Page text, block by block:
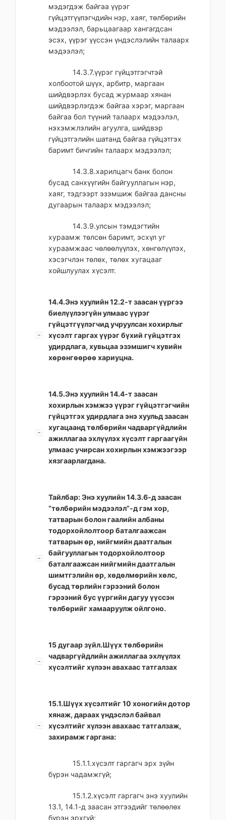
мэдэгдэж байгаа үүрэг
гүйцэтгүүлэгчдийн нэр, хаяг, төлбөрийн
мэдээлэл, барьцаагаар хангагдсан
эсэх, үүрэг үүссэн үндэслэлийн талаарх
мэдээлэл;
14.3.7.үүрэг гүйцэтгэгчтэй
холбоотой шүүх, арбитр, маргаан
шийдвэрлэх бусад журмаар хянан
шийдвэрлэгдэж байгаа хэрэг, маргаан
байгаа бол түүний талаарх мэдээлэл,
нэхэмжлэлийн агуулга, шийдвэр
гүйцэтгэлийн шатанд байгаа гүйцэтгэх
баримт бичгийн талаарх мэдээлэл;
14.3.8.харилцагч банк болон
бусад санхүүгийн байгууллагын нэр,
хаяг, тэдгээрт эзэмшиж байгаа дансны
дугаарын талаарх мэдээлэл;
14.3.9.улсын тэмдэгтийн
хураамж төлсөн баримт, эсхүл уг
хураамжаас чөлөөлүүлэх, хөнгөлүүлэх,
хэсэгчлэн төлөх, төлөх хугацааг
хойшлуулах хүсэлт.
14.4.Энэ хуулийн 12.2-т заасан үүргээ
биелүүлээгүйн улмаас үүрэг
гүйцэтгүүлэгчид учруулсан хохирлыг
хүсэлт гаргах үүрэг бүхий гүйцэтгэх
удирдлага, хувьцаа эзэмшигч хувийн
хөрөнгөөрөө хариуцна.
14.5.Энэ хуулийн 14.4-т заасан
хохирлын хэмжээ үүрэг гүйцэтгэгчийн
гүйцэтгэх удирдлага энэ хуульд заасан
хугацаанд төлбөрийн чадваргүйдлийн
ажиллагаа эхлүүлэх хүсэлт гаргаагүйн
улмаас учирсан хохирлын хэмжээгээр
хязгаарлагдана.
Тайлбар: Энэ хуулийн 14.3.6-д заасан
“төлбөрийн мэдээлэл”-д гэм хор,
татварын болон гаалийн албаны
тодорхойлолтоор баталгаажсан
татварын өр, нийгмийн даатгалын
байгууллагын тодорхойлолтоор
баталгаажсан нийгмийн даатгалын
шимтгэлийн өр, хөдөлмөрийн хөлс,
бусад төрлийн гэрээний болон
гэрээний бус үүргийн дагуу үүссэн
төлбөрийг хамааруулж ойлгоно.
15 дугаар зүйл.Шүүх төлбөрийн
чадваргүйдлийн ажиллагаа эхлүүлэх
хүсэлтийг хүлээн авахаас татгалзах
15.1.Шүүх хүсэлтийг 10 хоногийн дотор
хянаж, дараах үндэслэл байвал
хүсэлтийг хүлээн авахаас татгалзаж,
захирамж гаргана:
15.1.1.хүсэлт гаргагч эрх зүйн
бүрэн чадамжгүй;
15.1.2.хүсэлт гаргагч энэ хуулийн
13.1, 14.1-д заасан этгээдийг төлөөлөх
бүрэн эрхгүй;